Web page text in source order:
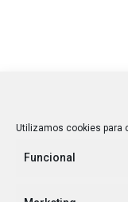
Utilizamos cookies para
Funcional